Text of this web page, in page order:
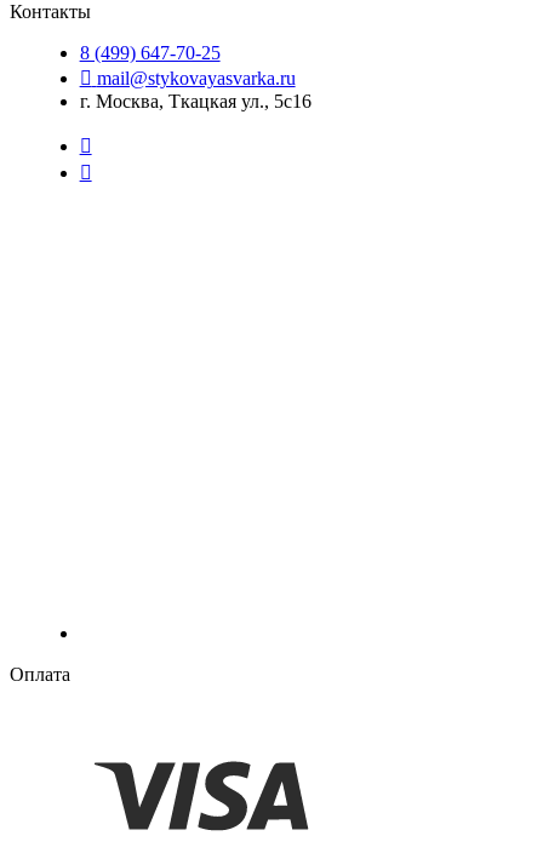
Контакты
8 (499) 647-70-25
mail@stykovayasvarka.ru
г. Москва, Ткацкая ул., 5с16
Оплата